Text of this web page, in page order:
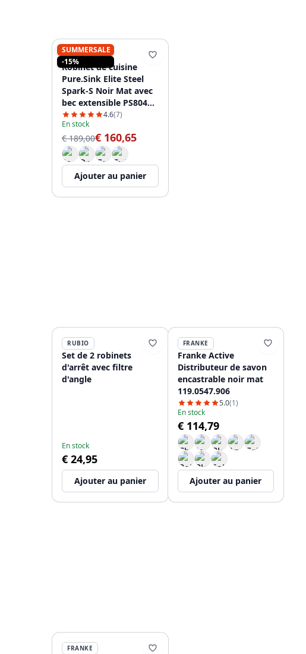
SUMMERSALE
-15%
PURE.SINK
Robinet de cuisine
Pure.Sink Elite Steel
Spark-S Noir Mat avec
bec extensible PS8041-
10
4.6(7)
En stock
€ 189,00€ 160,65
Ajouter au panier
RUBIO
Set de 2 robinets
d'arrêt avec filtre
d'angle
En stock
€ 24,95
Ajouter au panier
FRANKE
Franke Active
Distributeur de savon
encastrable noir mat
119.0547.906
5.0(1)
En stock
€ 114,79
Ajouter au panier
FRANKE